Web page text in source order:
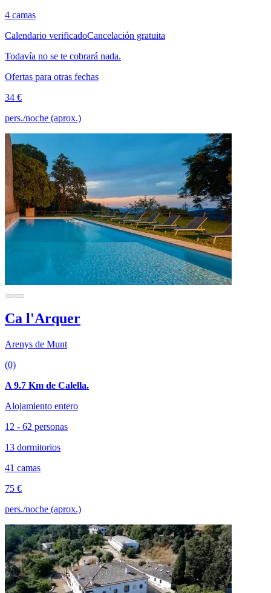
4 camas
Calendario verificadoCancelación gratuita
Todavía no se te cobrará nada.
Ofertas para otras fechas
34 €
pers./noche (aprox.)
Ca l'Arquer
Arenys de Munt
(0)
A 9.7 Km de Calella.
Alojamiento entero
12 - 62 personas
13 dormitorios
41 camas
75 €
pers./noche (aprox.)